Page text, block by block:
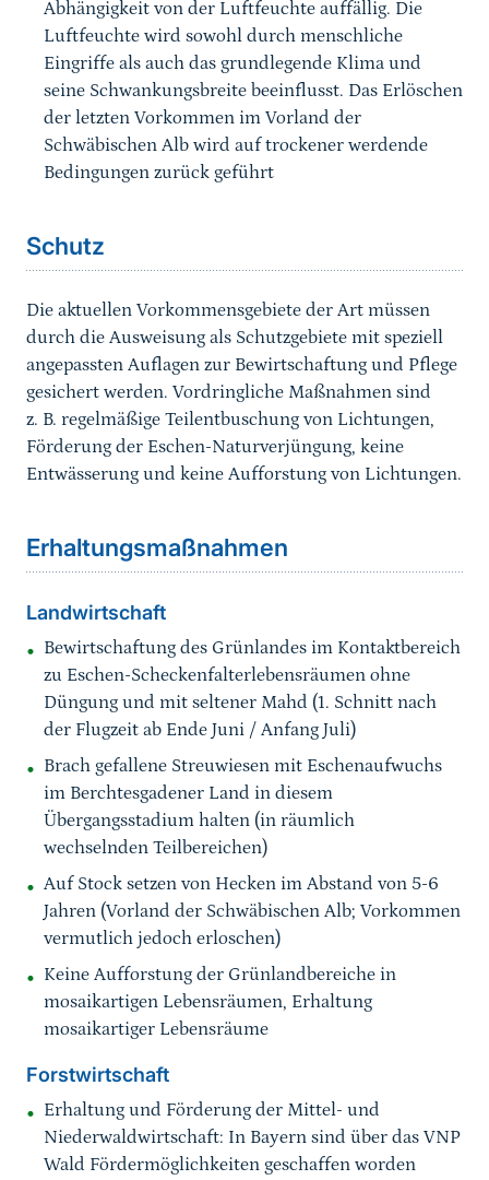
Abhängigkeit von der Luftfeuchte auffällig. Die
Luftfeuchte wird sowohl durch menschliche
Eingriffe als auch das grundlegende Klima und
seine Schwankungsbreite beeinflusst. Das Erlöschen
der letzten Vorkommen im Vorland der
Schwäbischen Alb wird auf trockener werdende
Bedingungen zurück geführt
Sprungmarke
Schutz
Die aktuellen Vorkommensgebiete der Art müssen
durch die Ausweisung als Schutzgebiete mit speziell
angepassten Auflagen zur Bewirtschaftung und Pflege
gesichert werden. Vordringliche Maßnahmen sind
z. B. regelmäßige Teilentbuschung von Lichtungen,
Förderung der Eschen-Naturverjüngung, keine
Entwässerung und keine Aufforstung von Lichtungen.
Sprungmarke
Erhaltungsmaßnahmen
Landwirtschaft
Bewirtschaftung des Grünlandes im Kontaktbereich
zu Eschen-Scheckenfalterlebensräumen ohne
Düngung und mit seltener Mahd (1. Schnitt nach
der Flugzeit ab Ende Juni / Anfang Juli)
Brach gefallene Streuwiesen mit Eschenaufwuchs
im Berchtesgadener Land in diesem
Übergangsstadium halten (in räumlich
wechselnden Teilbereichen)
Auf Stock setzen von Hecken im Abstand von 5-6
Jahren (Vorland der Schwäbischen Alb; Vorkommen
vermutlich jedoch erloschen)
Keine Aufforstung der Grünlandbereiche in
mosaikartigen Lebensräumen, Erhaltung
mosaikartiger Lebensräume
Forstwirtschaft
Erhaltung und Förderung der Mittel- und
Niederwaldwirtschaft: In Bayern sind über das VNP
Wald Fördermöglichkeiten geschaffen worden